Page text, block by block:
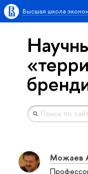
Высшая школа
Можаев